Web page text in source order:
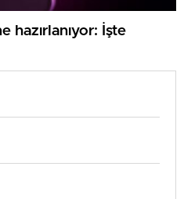
hazırlanıyor: İşte